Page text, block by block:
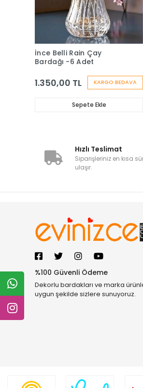
KARGO BEDAVA
İnce Belli Rain Çay
Bardağı -6 Adet
1.350,00 TL
Sepete Ekle
Hızlı Teslimat
Siparişleriniz en kısa
ulaşır.
%100 Güvenli Ödeme
Dekorlu bardakları ve marka
uygun şekilde sizlere sunuyoruz.